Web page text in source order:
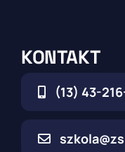
KONTAKT
(13) 43-